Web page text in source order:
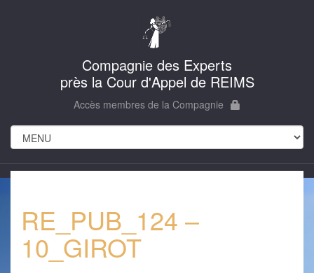
Compagnie des Experts
près la Cour d'Appel de REIMS
Accès membres de la Compagnie
RE_PUB_124 –
10_GIROT